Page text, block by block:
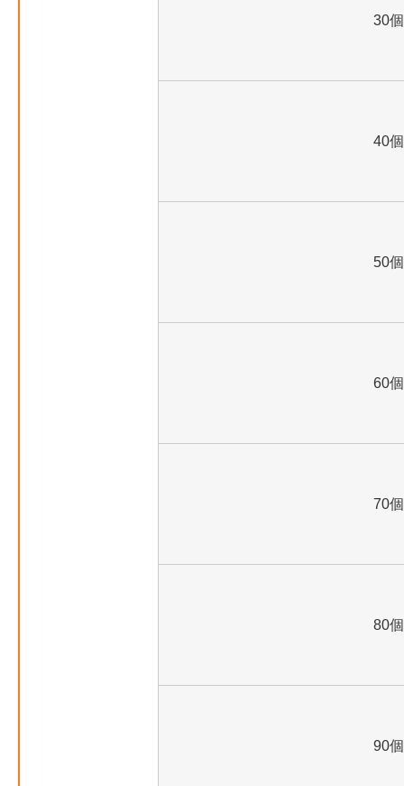
30個
40個
50個
60個
70個
80個
90個